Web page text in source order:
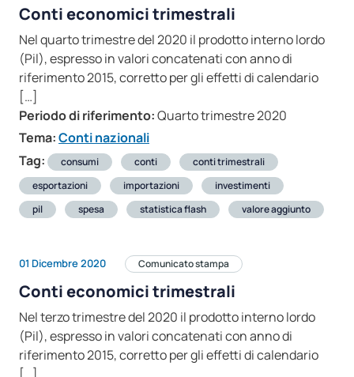
Conti economici trimestrali
Nel quarto trimestre del 2020 il prodotto interno lordo
(Pil), espresso in valori concatenati con anno di
riferimento 2015, corretto per gli effetti di calendario
[…]
Periodo di riferimento:Quarto trimestre 2020
Tema:Conti nazionali
Tag:
consumi conti
conti trimestrali
esportazioni
importazioni
investimenti
pil
spesa statistica flash valore aggiunto
01 Dicembre 2020 Comunicato stampa
Conti economici trimestrali
Nel terzo trimestre del 2020 il prodotto interno lordo
(Pil), espresso in valori concatenati con anno di
riferimento 2015, corretto per gli effetti di calendario